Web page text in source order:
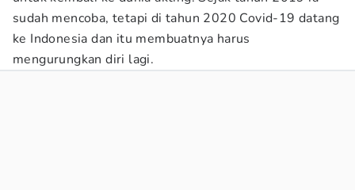
sudah mencoba, tetapi di tahun 2020 Covid-19 datang
ke Indonesia dan itu membuatnya harus
mengurungkan diri lagi.